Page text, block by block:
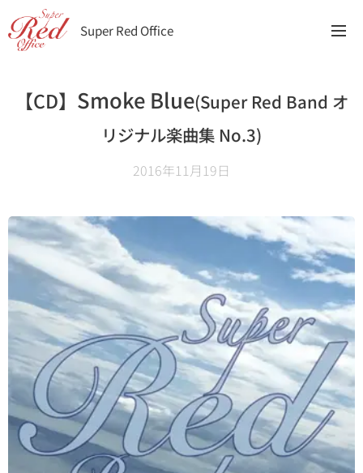
Super Red Office
【CD】 Smoke Blue(Super Red Band オ
リジナル楽曲集 No.3)
2016年11月19日